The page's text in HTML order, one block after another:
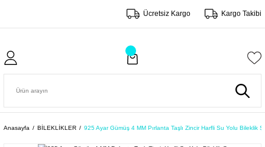
Ücretsiz Kargo Kargo Takibi
Anasayfa BİLEKLİKLER 925 Ayar Gümüş 4 MM Pırlanta Taşlı Zincir Harfli Su Yolu Bileklik Ş